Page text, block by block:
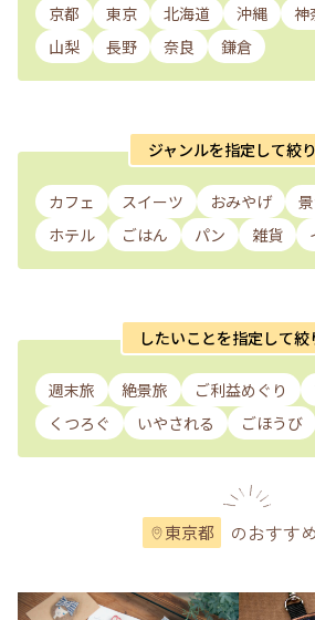
京都 東京 北海道 沖縄 神
山梨
長野 奈良 鎌倉
ジャンルを指定して絞
カフェ スイーツ おみやげ
ホテル
ごはん パン 雑貨
したいことを指定して絞
週末旅 絶景旅 ご利益めぐり
くつろぐ
いやされる ごほうび
東京都 のおすす